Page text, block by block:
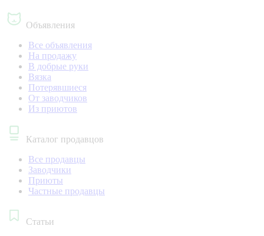
Объявления
Все объявления
На продажу
В добрые руки
Вязка
Потерявшиеся
От заводчиков
Из приютов
Каталог продавцов
Все продавцы
Заводчики
Приюты
Частные продавцы
Статьи